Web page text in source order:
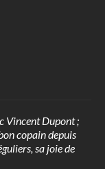
Vincent Dupont ;
copain depuis
sa joie de